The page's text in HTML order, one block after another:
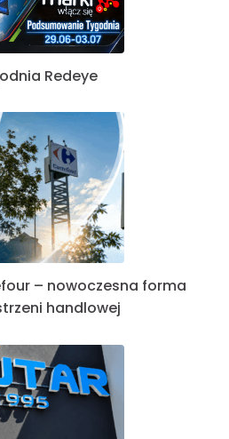
Redeye
– nowoczesna forma
handlowej